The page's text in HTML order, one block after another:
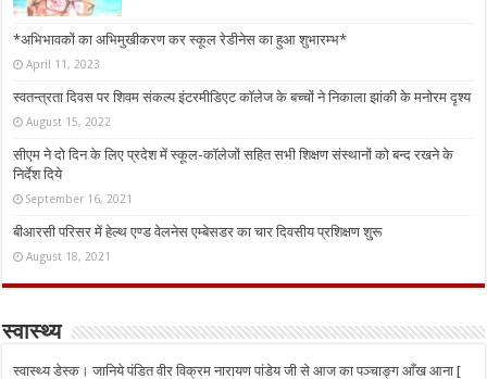
*अभिभावकों का अभिमुखीकरण कर स्कूल रेडीनेस का हुआ शुभारम्भ*
April 11, 2023
स्वतन्त्रता दिवस पर शिवम संकल्प इंटरमीडिएट कॉलेज के बच्चों ने निकाला झांकी के मनोरम दृश्य
August 15, 2022
सीएम ने दो दिन के लिए प्रदेश में स्कूल-कॉलेजों सहित सभी शिक्षण संस्थानों को बन्द रखने के
निर्देश दिये
September 16, 2021
बीआरसी परिसर में हेल्थ एण्ड वेलनेस एम्बेसडर का चार दिवसीय प्रशिक्षण शुरू
August 18, 2021
स्वास्थ्य
स्वास्थ्य डेस्क। जानिये पंडित वीर विक्रम नारायण पांडेय जी से आज का पञ्चाङ्ग आँख आना [